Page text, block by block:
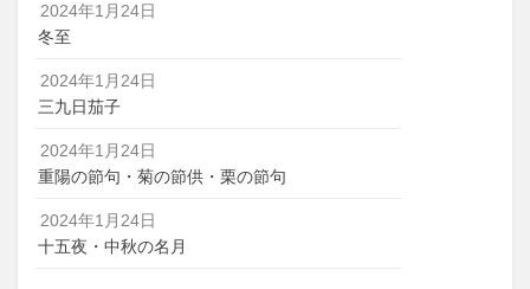
2024年1月24日
冬至
2024年1月24日
三九日茄子
2024年1月24日
重陽の節句・菊の節供・栗の節句
2024年1月24日
十五夜・中秋の名月